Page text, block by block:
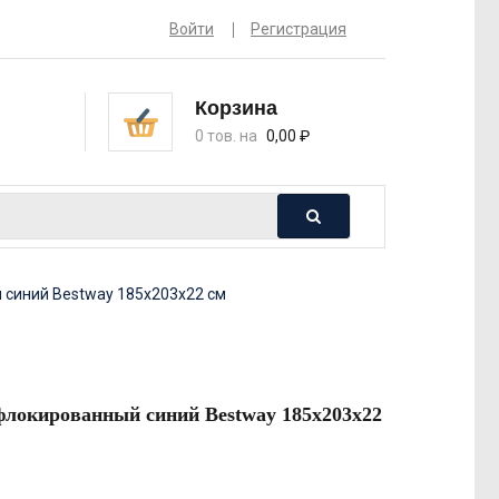
Войти Регистрация
Корзина
0 тов. на 0,00 ₽
Bestway 185х203х22 см
синий Bestway 185х203х22